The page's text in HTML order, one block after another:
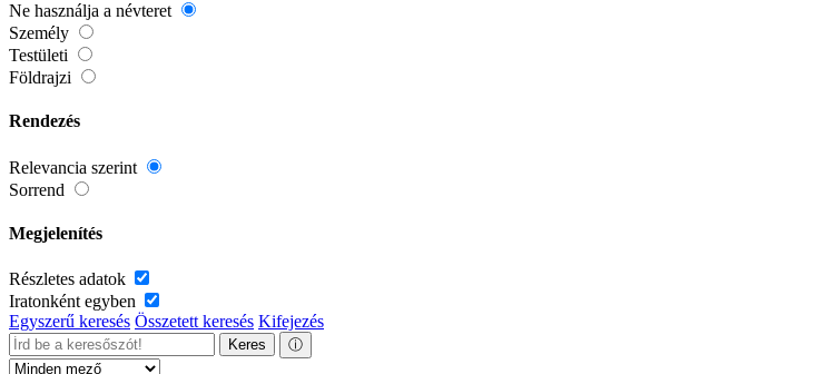
Ne használja a névteret
Személy
Testületi
Földrajzi
Rendezés
Relevancia szerint
Sorrend
Megjelenítés
Részletes adatok
Iratonként egyben
Egyszerű keresés Összetett keresés Kifejezés
Keres ⓘ